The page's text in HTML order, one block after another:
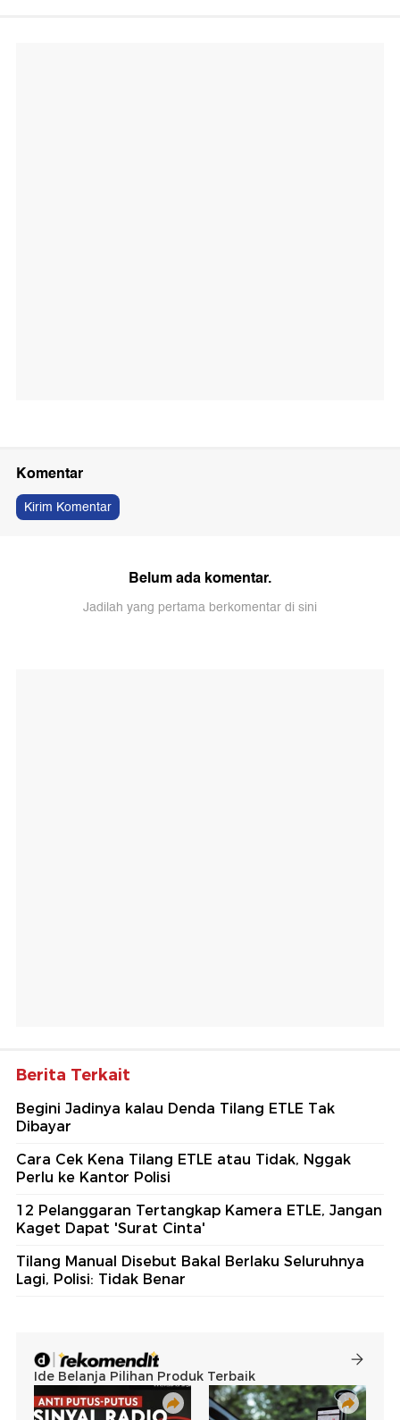
Komentar
Kirim Komentar
Belum ada komentar.
Jadilah yang pertama berkomentar di sini
Berita Terkait
Begini Jadinya kalau Denda Tilang ETLE Tak
Dibayar
Cara Cek Kena Tilang ETLE atau Tidak, Nggak
Perlu ke Kantor Polisi
12 Pelanggaran Tertangkap Kamera ETLE, Jangan
Kaget Dapat 'Surat Cinta'
Tilang Manual Disebut Bakal Berlaku Seluruhnya
Lagi, Polisi: Tidak Benar